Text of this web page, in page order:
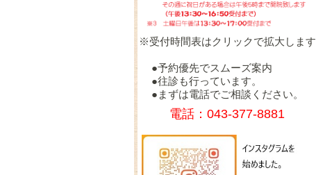
※受付時間表はクリックで拡大します
●予約優先でスムーズ案内
●往診も行っています。
●まずは電話でご相談ください。
電話：043-377-8881